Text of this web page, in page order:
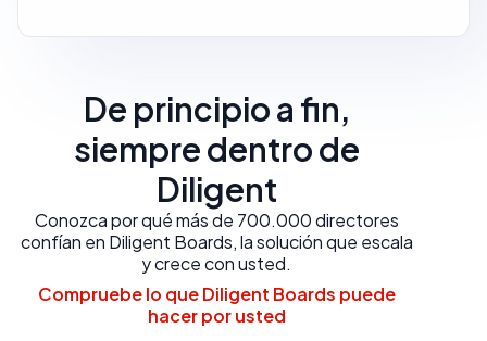
De principio a fin,
siempre dentro de
Diligent
Conozca por qué más de 700.000 directores
confían en Diligent Boards, la solución que escala
y crece con usted.
Compruebe lo que Diligent Boards puede
hacer por usted